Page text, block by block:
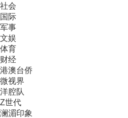
社会
国际
军事
文娱
体育
财经
港澳台侨
微视界
洋腔队
Z世代
澜湄印象